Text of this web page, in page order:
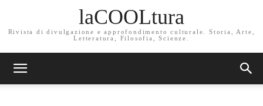
laCOOLtura
Rivista di divulgazione e approfondimento culturale. Storia, Arte,
Letteratura, Filosofia, Scienze.